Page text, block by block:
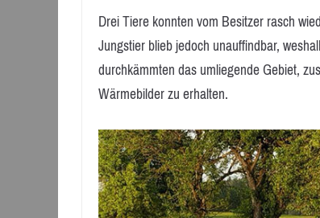
Drei Tiere konnten vom Besitzer rasch
Jungstier blieb jedoch unauffindbar,
durchkämmten das umliegende Gebiet,
Wärmebilder zu erhalten.